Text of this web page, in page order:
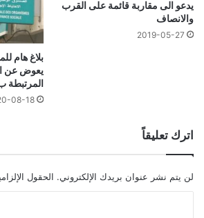
يدعو الى مقاربة قائمة على القرب
والانصاف
2019-05-27
يعوض عن
المرتبطة
08-18
اترك تعليقاً
لن يتم نشر عنوان بريدك الإلكتروني. الحقول